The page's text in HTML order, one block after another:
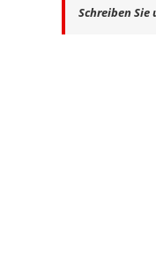
Schreiben Sie